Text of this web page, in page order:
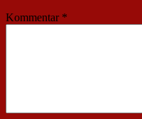
Kommentar *